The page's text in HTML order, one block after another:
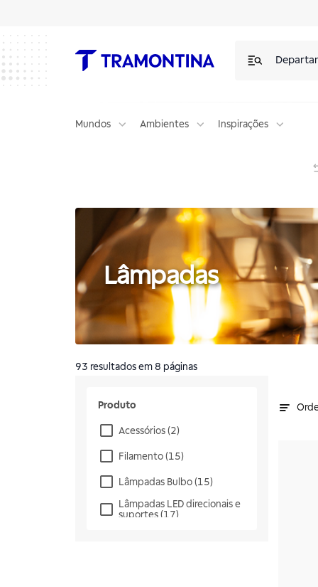
Mundos Ambientes Inspirações
Lâmpadas
Produto
Acessórios (2)
Filamento (15)
Lâmpadas Bulbo (15)
Lâmpadas LED direcionais e
suportes (17)
93 resultados em 8 páginas